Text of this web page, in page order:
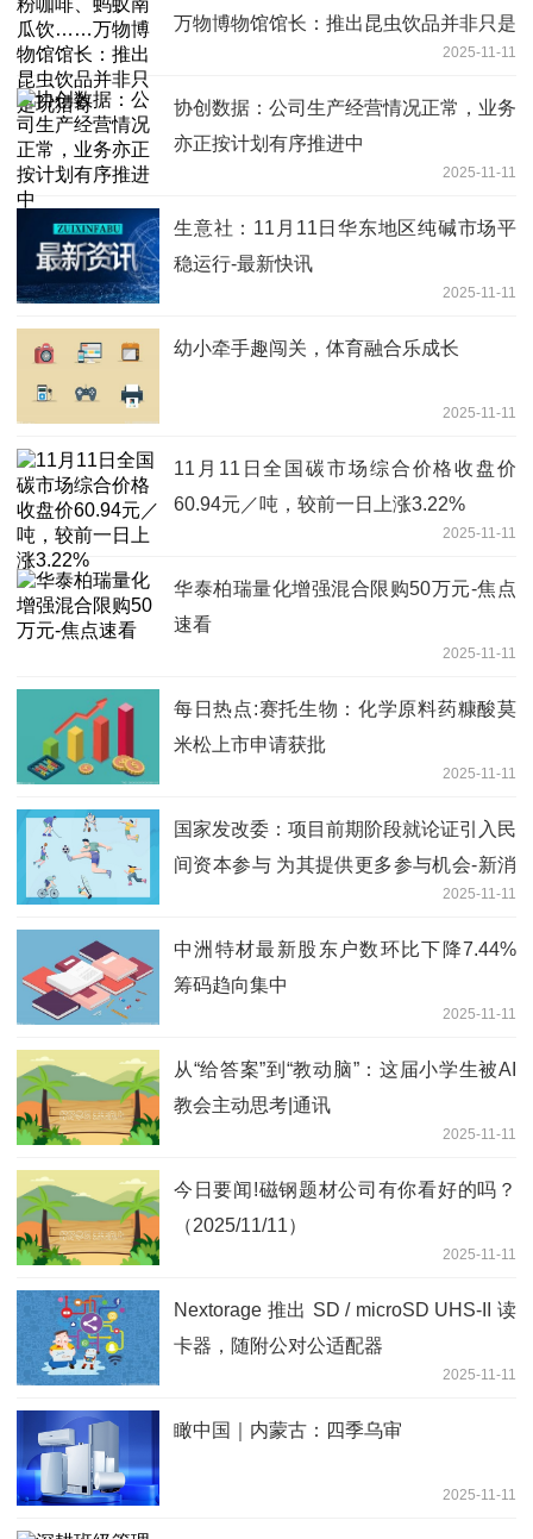
万物博物馆馆长：推出昆虫饮品并非只是
2025-11-11
协创数据：公司生产经营情况正常，业务
亦正按计划有序推进中
2025-11-11
生意社：11月11日华东地区纯碱市场平
稳运行-最新快讯
2025-11-11
幼小牵手趣闯关，体育融合乐成长
2025-11-11
11月11日全国碳市场综合价格收盘价
60.94元／吨，较前一日上涨3.22%
2025-11-11
华泰柏瑞量化增强混合限购50万元-焦点
速看
2025-11-11
每日热点:赛托生物：化学原料药糠酸莫
米松上市申请获批
2025-11-11
国家发改委：项目前期阶段就论证引入民
间资本参与 为其提供更多参与机会-新消
2025-11-11
中洲特材最新股东户数环比下降7.44%
筹码趋向集中
2025-11-11
从“给答案”到“教动脑”：这届小学生被AI
教会主动思考|通讯
2025-11-11
今日要闻!磁钢题材公司有你看好的吗？
（2025/11/11）
2025-11-11
Nextorage 推出 SD / microSD UHS-II 读
卡器，随附公对公适配器
2025-11-11
瞰中国｜内蒙古：四季乌审
2025-11-11